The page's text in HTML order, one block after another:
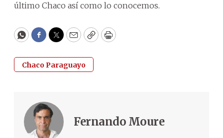
último Chaco así como lo conocemos.
WhatsApp
Facebook
Twitter
EmailCopyPrint
Chaco Paraguayo
Fernando Moure